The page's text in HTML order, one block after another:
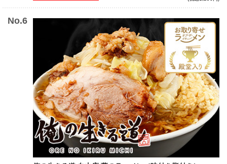
モニーを奏でる。